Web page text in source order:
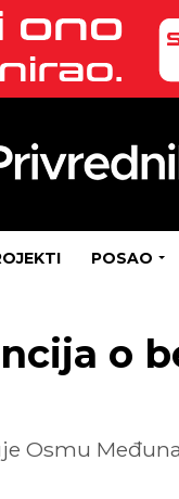
POSAO
o
Osmu